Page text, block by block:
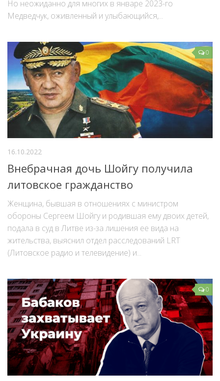
Но неожиданно для многих в январе 2023-го
Медведчук, оживленный и улыбающийся,...
0
16.10.2022
Внебрачная дочь Шойгу получила
литовское гражданство
Женщина, бывшая в отношениях с министром
обороны Сергеем Шойгу и родившая ему двоих детей,
подала в суд в Литве из-за лишения ее вида на
жительства, выяснил отдел расследований LRT
(Литовское радио и телевидение) и...
0